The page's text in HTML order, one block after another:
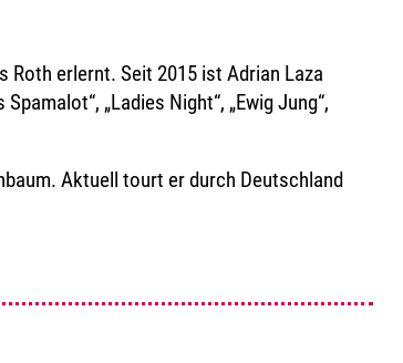
erlernt. Seit 2015 ist Adrian Laza
„Ladies Night“, „Ewig Jung“,
Aktuell tourt er durch Deutschland